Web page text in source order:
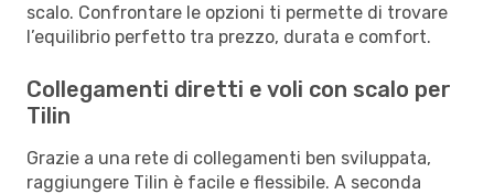
scalo. Confrontare le opzioni ti permette di trovare
l’equilibrio perfetto tra prezzo, durata e comfort.
Collegamenti diretti e voli con scalo per
Tilin
Grazie a una rete di collegamenti ben sviluppata,
raggiungere Tilin è facile e flessibile. A seconda